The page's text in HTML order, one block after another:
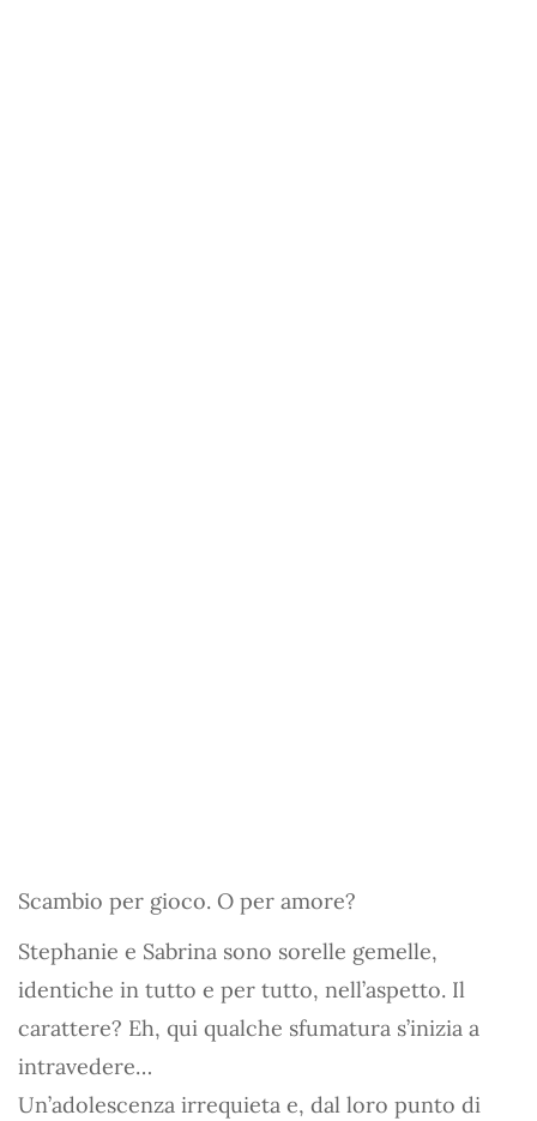
Scambio per gioco. O per amore?
Stephanie e Sabrina sono sorelle gemelle,
identiche in tutto e per tutto, nell’aspetto. Il
carattere? Eh, qui qualche sfumatura s’inizia a
intravedere…
Un’adolescenza irrequieta e, dal loro punto di